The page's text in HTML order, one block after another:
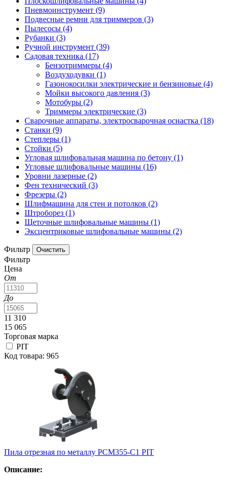
Пневмоинструмент (9)
Подвесные ремни для триммеров (3)
Пылесосы (4)
Рубанки (3)
Ручной инструмент (39)
Садовая техника (17)
Бензотриммеры (4)
Воздуходувки (1)
Газонокосилки электрические и бензиновые (4)
Мойки высокого давления (3)
Мотобуры (2)
Триммеры электрические (3)
Сварочные аппараты, электросварочная оснастка (18)
Станки (9)
Степлеры (1)
Стойки (5)
Угловая шлифовальная машина по бетону (1)
Угловые шлифовальные машины (16)
Уровни лазерные (2)
Фен технический (3)
Фрезеры (2)
Шлифмашина для стен и потолков (2)
Штроборез (1)
Щеточные шлифовальные машины (1)
Эксцентриковые шлифовальные машины (2)
Фильтр
Фильтр
Цена
От
До
11 310
15 065
Торговая марка
PIT
Код товара: 965
Пила отрезная по металлу РСМ355-C1 PIT
Описание: